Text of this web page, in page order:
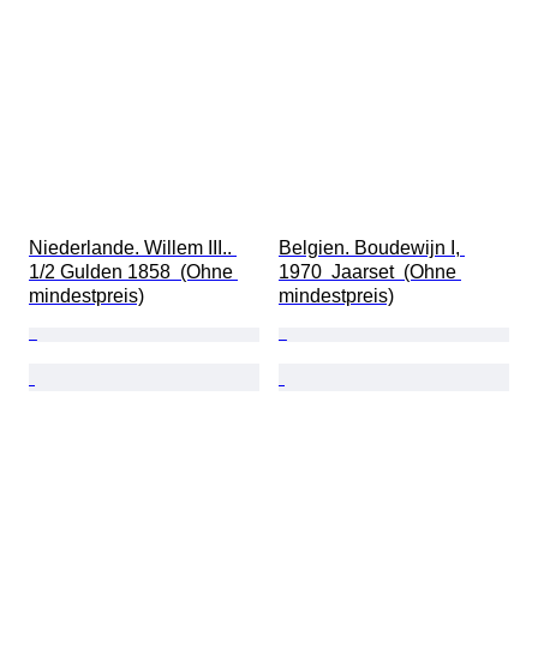
Niederlande. Willem III..
1/2 Gulden 1858  (Ohne
mindestpreis)
Belgien. Boudewijn I,
1970  Jaarset  (Ohne
mindestpreis)